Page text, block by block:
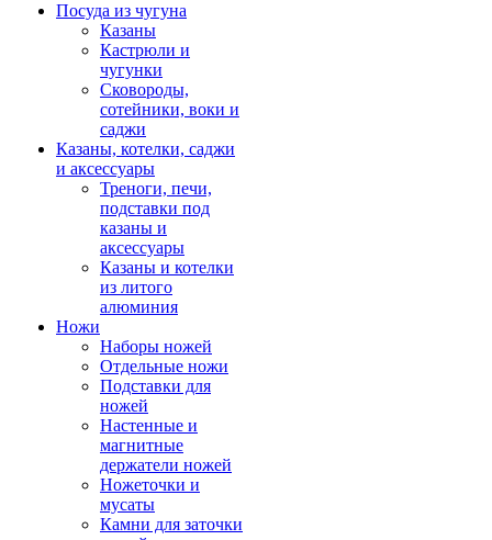
Посуда из чугуна
Казаны
Кастрюли и
чугунки
Сковороды,
сотейники, воки и
саджи
Казаны, котелки, саджи
и аксессуары
Треноги, печи,
подставки под
казаны и
аксессуары
Казаны и котелки
из литого
алюминия
Ножи
Наборы ножей
Отдельные ножи
Подставки для
ножей
Настенные и
магнитные
держатели ножей
Ножеточки и
мусаты
Камни для заточки